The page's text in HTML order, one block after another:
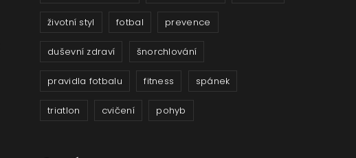
životní styl fotbal prevence
duševní zdraví šnorchlování
pravidla fotbalu fitness spánek
triatlon cvičení pohyb